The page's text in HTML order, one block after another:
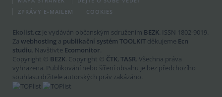
ZPRÁVY E-MAILEM
COOKIES
Ekolist.cz je vydáván občanským sdružením BEZK. ISSN 1802-9019.
Za webhosting a publikační systém TOOLKIT děkujeme Ecn
studiu. Navštivte Ecomonitor.
Copyright © BEZK. Copyright © ČTK, TASR. Všechna práva
vyhrazena. Publikování nebo šíření obsahu je bez předchozího
souhlasu držitele autorských práv zakázáno.